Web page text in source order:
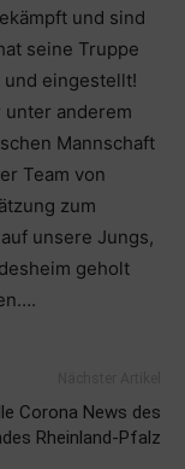
und sind
seine Truppe
eingestellt!
unter anderem
Mannschaft
Team von
zum
unsere Jungs,
geholt
Corona News des
Rheinland-Pfalz